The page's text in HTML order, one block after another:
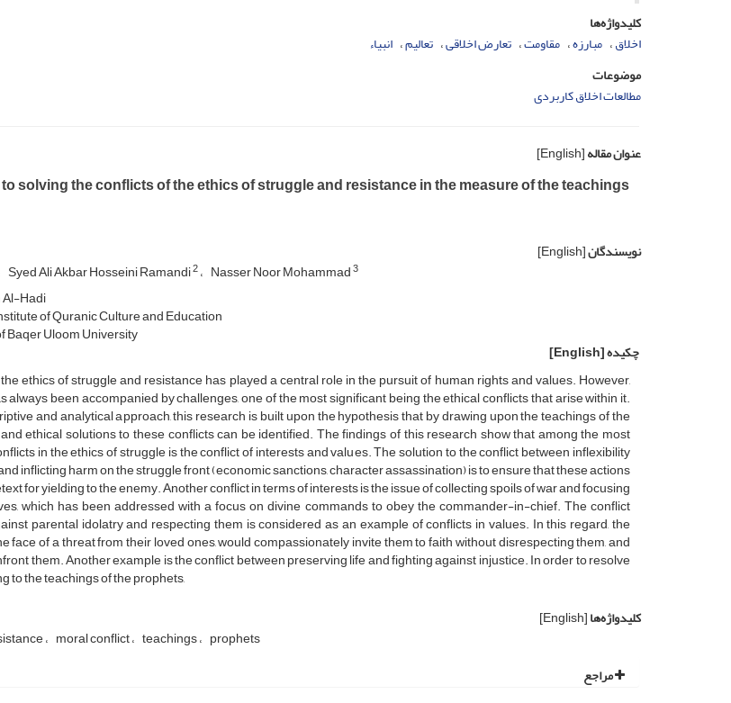
کلیدواژه‌ها
اخلاق مبارزه مقاومت تعارض اخلاقی تعالیم انبیاء
موضوعات
مطالعات اخلاق کاربردی
عنوان مقاله[English]
solving the conflicts of the ethics of struggle and resistance in the measure of the teachings
نویسندگان[English]
Syed Ali Akbar Hosseini Ramandi2 Nasser Noor Mohammad3
Hadi
of Quranic Culture and Education
Uloom University
چکیده[English]
ethics of struggle and resistance has played a central role in the pursuit of human rights and values. However,
always been accompanied by challenges, one of the most significant being the ethical conflicts that arise within it.
and analytical approach, this research is built upon the hypothesis that by drawing upon the teachings of the
ethical solutions to these conflicts can be identified. The findings of this research show that among the most
in the ethics of struggle is the conflict of interests and values. The solution to the conflict between inflexibility
inflicting harm on the struggle front (economic sanctions, character assassination) is to ensure that these actions
for yielding to the enemy. Another conflict in terms of interests is the issue of collecting spoils of war and focusing
which has been addressed with a focus on divine commands to obey the commander-in-chief. The conflict
parental idolatry and respecting them is considered as an example of conflicts in values. In this regard, the
face of a threat from their loved ones, would compassionately invite them to faith without disrespecting them, and
them. Another example is the conflict between preserving life and fighting against injustice. In order to resolve
to the teachings of the prophets,
کلیدواژه‌ها[English]
moral conflict teachings prophets
مراجع